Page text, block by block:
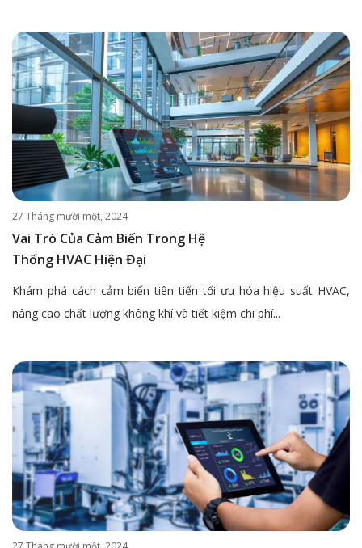
27 Tháng mười một, 2024
Vai Trò Của Cảm Biến Trong Hệ
Thống HVAC Hiện Đại
Khám phá cách cảm biến tiên tiến tối ưu hóa hiệu suất HVAC,
nâng cao chất lượng không khí và tiết kiệm chi phí...